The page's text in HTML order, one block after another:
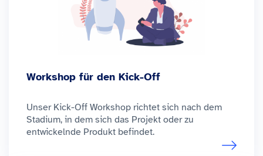
Workshop für den Kick-Off
Unser Kick-Off Workshop richtet sich nach dem
Stadium, in dem sich das Projekt oder zu
entwickelnde Produkt befindet.